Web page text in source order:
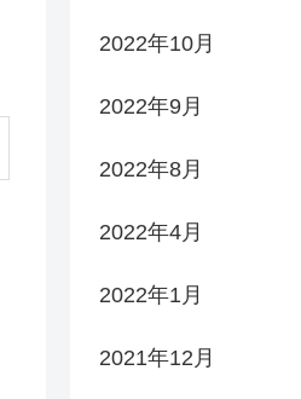
2022年10月
2022年9月
2022年8月
2022年4月
2022年1月
2021年12月